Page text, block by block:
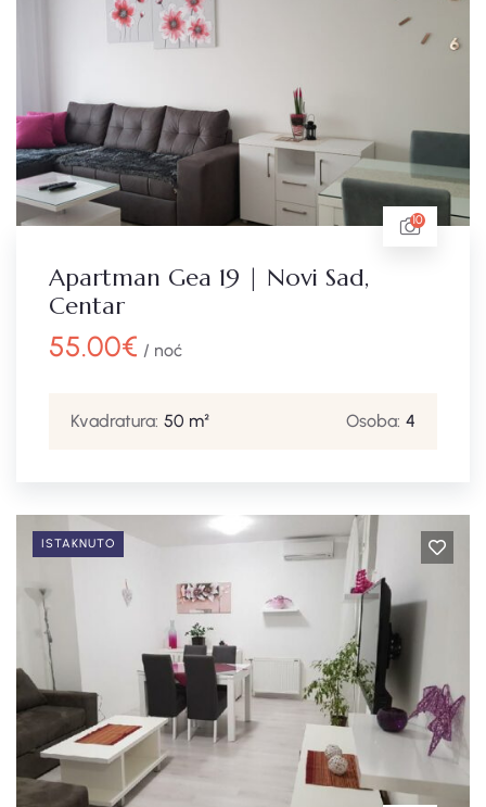
10
Apartman Gea 19 | Novi Sad,
Centar
55.00€ / noć
Kvadratura: 50 m² Osoba: 4
ISTAKNUTO